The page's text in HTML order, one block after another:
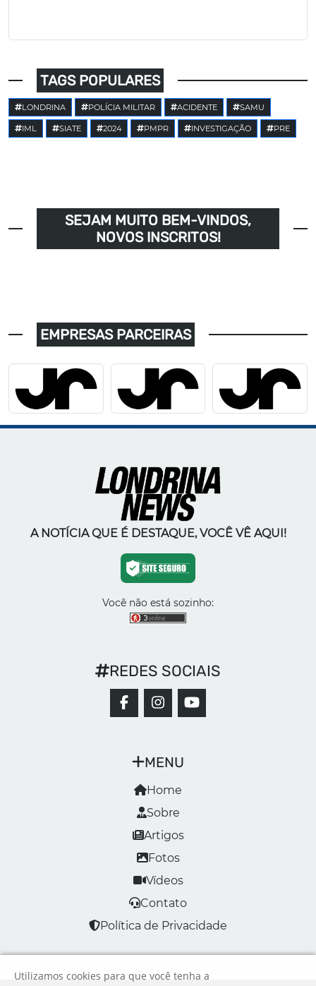
TAGS POPULARES
LONDRINA POLÍCIA MILITAR ACIDENTE SAMU
IML SIATE 2024 PMPR INVESTIGAÇÃO PRE
SEJAM MUITO BEM-VINDOS,
NOVOS INSCRITOS!
EMPRESAS PARCEIRAS
A NOTÍCIA QUE É DESTAQUE, VOCÊ VÊ AQUI!
Você não está sozinho:
MENU
Home
Sobre
Artigos
Fotos
Vídeos
Contato
Política de Privacidade
REDES SOCIAIS
Utilizamos cookies para que você tenha a